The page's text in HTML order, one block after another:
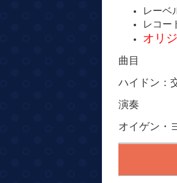
レー
レコー
オリ
曲目
ハイドン：
演奏
オイゲン・